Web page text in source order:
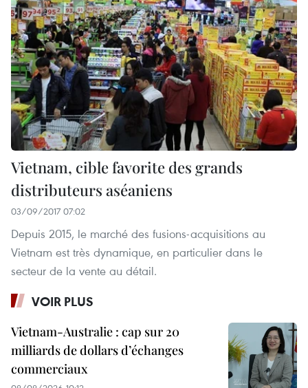
Vietnam, cible favorite des grands
distributeurs aséaniens
03/09/2017 07:02
Depuis 2015, le marché des fusions-acquisitions au
Vietnam est très dynamique, en particulier dans le
secteur de la vente au détail.
VOIR PLUS
Vietnam-Australie : cap sur 20
milliards de dollars d’échanges
commerciaux